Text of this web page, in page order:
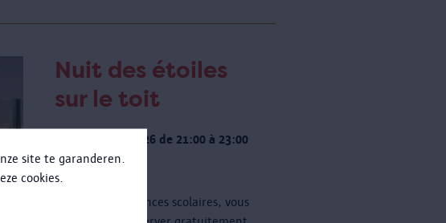
site te garanderen.
cookies.
Nuit des étoiles
sur le toit
jeudi 20 août 2026 de 21:00 à 23:00
Plus de dates
Pendant les vacances scolaires, vous